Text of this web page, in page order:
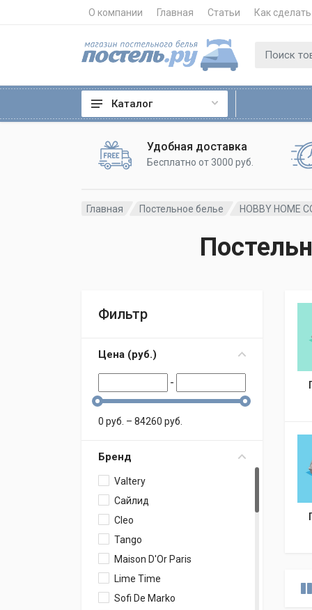
О компании Главная Статьи Как сделать
Каталог
Удобная доставка
Бесплатно от 3000 руб.
Главная Постельное белье HOBBY HOME
Фильтр
Цена (pуб.)
-
0 pуб. – 84260 pуб.
Бренд
Valtery
Сайлид
Cleo
Tango
Maison D'Or Paris
Lime Time
Sofi De Marko